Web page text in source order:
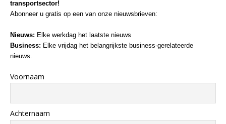
transportsector!
Abonneer u gratis op een van onze nieuwsbrieven:
Nieuws: Elke werkdag het laatste nieuws
Business: Elke vrijdag het belangrijkste business-gerelateerde
nieuws.
Voornaam
Achternaam